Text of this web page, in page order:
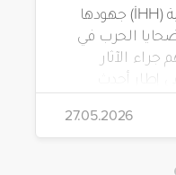
تواصل هيئة الإغاثة الإنسانية (İHH) جهودها
الحرب في
الآثار
إطار أحدث
مشاريعها، قامت الهيئة بتوزيع 228 كرسياً
من ذوي
في ظروف
وحماة،
27.05.2026